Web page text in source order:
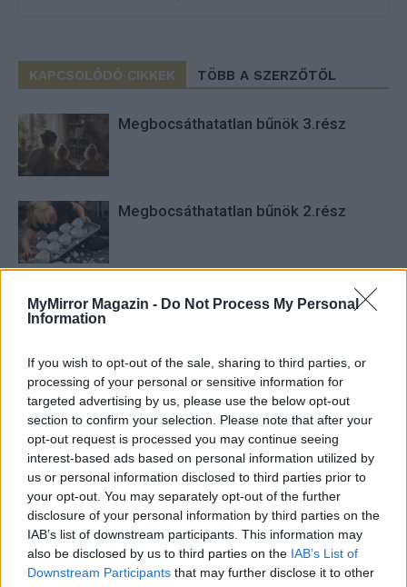
MyMirror Magazin - Do Not Process My Personal
Information
If you wish to opt-out of the sale, sharing to third parties, or
processing of your personal or sensitive information for
targeted advertising by us, please use the below opt-out
section to confirm your selection. Please note that after your
opt-out request is processed you may continue seeing
interest-based ads based on personal information utilized by
us or personal information disclosed to third parties prior to
your opt-out. You may separately opt-out of the further
disclosure of your personal information by third parties on the
IAB’s list of downstream participants. This information may
also be disclosed by us to third parties on the IAB’s List of
Downstream Participants that may further disclose it to other
KAPCSOLÓDÓ CIKKEK TÖBB A SZERZŐTŐL
Megbocsáthatatlan bűnök 3.rész
Megbocsáthatatlan bűnök 2.rész
Megbocsáthatatlan bűnök 1.rész
HOZZÁSZÓLOK A CIKKHEZ